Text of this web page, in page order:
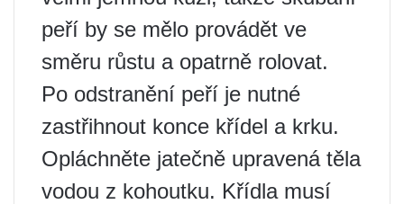
peří by se mělo provádět ve
směru růstu a opatrně rolovat.
Po odstranění peří je nutné
zastřihnout konce křídel a krku.
Opláchněte jatečně upravená těla
vodou z kohoutku. Křídla musí